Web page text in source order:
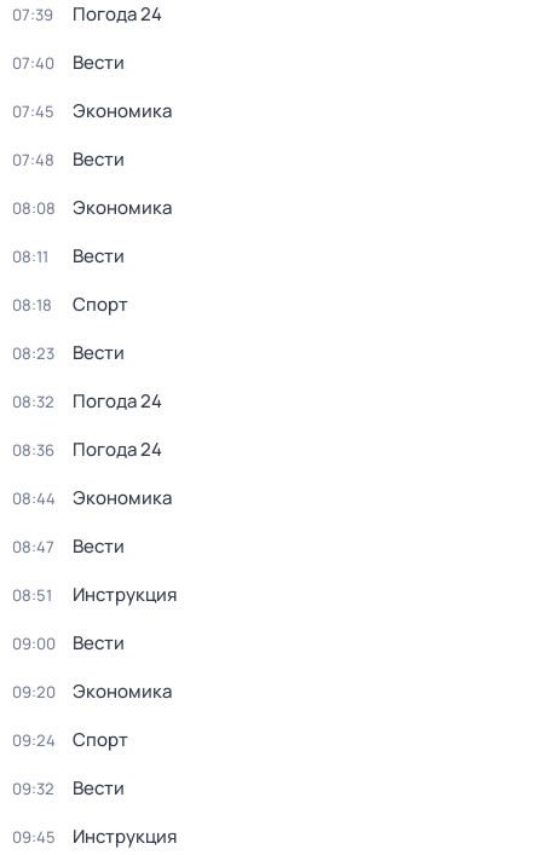
07:39 Погода 24
07:40 Вести
07:45 Экономика
07:48 Вести
08:08 Экономика
08:11 Вести
08:18 Спорт
08:23 Вести
08:32 Погода 24
08:36 Погода 24
08:44 Экономика
08:47 Вести
08:51 Инструкция
09:00 Вести
09:20 Экономика
09:24 Спорт
09:32 Вести
09:45 Инструкция